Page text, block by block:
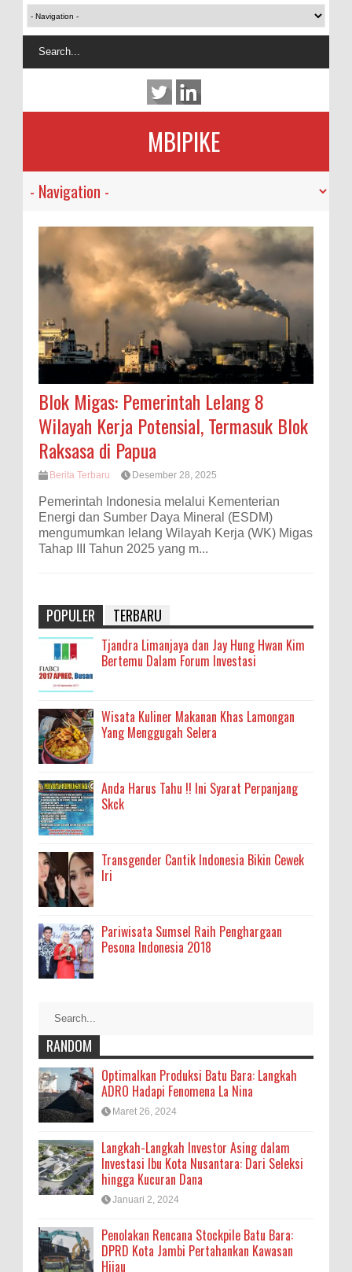
MBIPIKE
Blok Migas: Pemerintah Lelang 8
Wilayah Kerja Potensial, Termasuk Blok
Raksasa di Papua
Berita Terbaru Desember 28, 2025
Pemerintah Indonesia melalui Kementerian
Energi dan Sumber Daya Mineral (ESDM)
mengumumkan lelang Wilayah Kerja (WK) Migas
Tahap III Tahun 2025 yang m...
POPULER TERBARU
Tjandra Limanjaya dan Jay Hung Hwan Kim
Bertemu Dalam Forum Investasi
Wisata Kuliner Makanan Khas Lamongan
Yang Menggugah Selera
Anda Harus Tahu !! Ini Syarat Perpanjang
Skck
Transgender Cantik Indonesia Bikin Cewek
Iri
Pariwisata Sumsel Raih Penghargaan
Pesona Indonesia 2018
RANDOM
Optimalkan Produksi Batu Bara: Langkah
ADRO Hadapi Fenomena La Nina
Maret 26, 2024
Langkah-Langkah Investor Asing dalam
Investasi Ibu Kota Nusantara: Dari Seleksi
hingga Kucuran Dana
Januari 2, 2024
Penolakan Rencana Stockpile Batu Bara:
DPRD Kota Jambi Pertahankan Kawasan
Hijau